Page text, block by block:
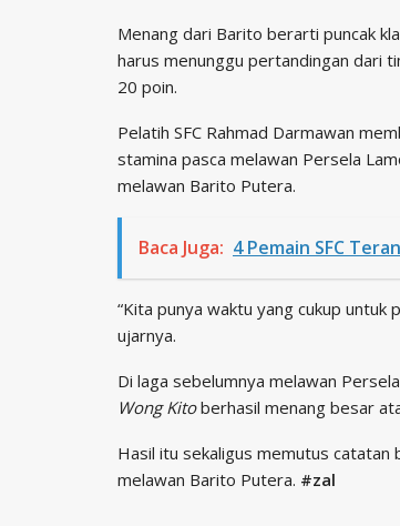
Menang dari Barito berarti puncak
harus menunggu pertandingan dari
20 poin.
Pelatih SFC Rahmad Darmawan
stamina pasca melawan Persela
melawan Barito Putera.
Baca Juga: 4 Pemain SFC
“Kita punya waktu yang cukup untuk
ujarnya.
Di laga sebelumnya melawan
Wong Kitoberhasil menang besar
Hasil itu sekaligus memutus catatan
melawan Barito Putera. #zal